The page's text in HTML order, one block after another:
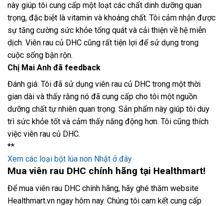
này giúp tôi cung cấp một loạt các chất dinh dưỡng quan
trọng, đặc biệt là vitamin và khoáng chất. Tôi cảm nhận được
sự tăng cường sức khỏe tổng quát và cải thiện về hệ miễn
dịch. Viên rau củ DHC cũng rất tiện lợi để sử dụng trong
cuộc sống bận rộn.
Chị Mai Anh đã feedback
Đánh giá: Tôi đã sử dụng viên rau củ DHC trong một thời
gian dài và thấy rằng nó đã cung cấp cho tôi một nguồn
dưỡng chất tự nhiên quan trọng. Sản phẩm này giúp tôi duy
trì sức khỏe tốt và cảm thấy năng động hơn. Tôi cũng thích
việc viên rau củ DHC.
**
Xem các loại bột lúa non Nhật ở đây
Mua viên rau DHC chính hãng tại Healthmart!
Để mua viên rau DHC chính hãng, hãy ghé thăm website
Healthmart.vn ngay hôm nay. Chúng tôi cam kết cung cấp